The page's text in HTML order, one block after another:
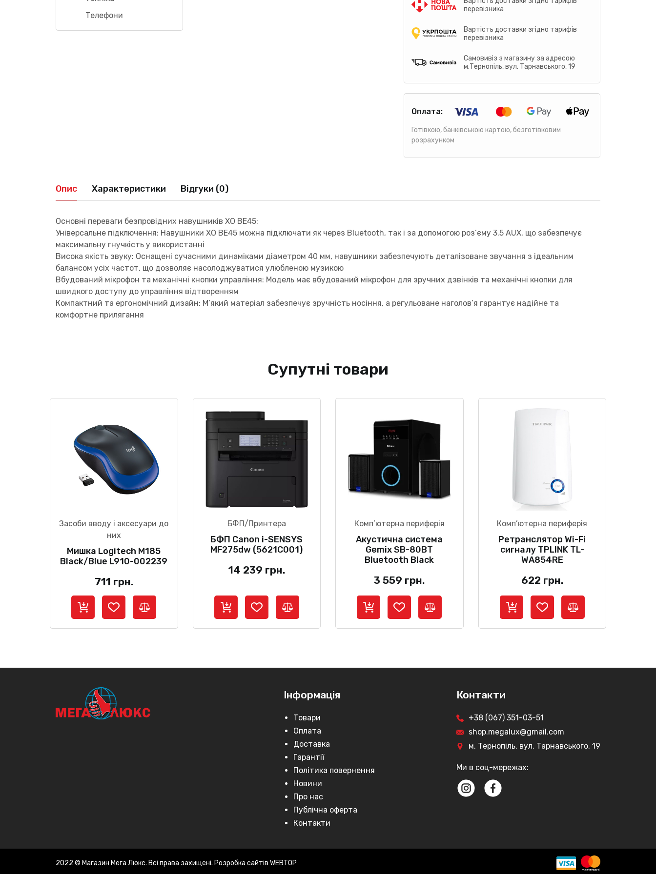
Телефони
перевізника
Вартість доставки згідно тарифів
перевізника
Самовивіз з магазину за адресою
м.Тернопіль, вул. Тарнавського, 19
Оплата:
Готівкою, банківською картою, безготівковим
розрахунком
Опис Характеристики Відгуки (0)
Основні переваги безпровідних навушників XO BE45:
Універсальне підключення: Навушники XO BE45 можна підключати як через Bluetooth, так і за допомогою роз’єму 3.5 AUX, що забезпечує
максимальну гнучкість у використанні
Висока якість звуку: Оснащені сучасними динаміками діаметром 40 мм, навушники забезпечують деталізоване звучання з ідеальним
балансом усіх частот, що дозволяє насолоджуватися улюбленою музикою
Вбудований мікрофон та механічні кнопки управління: Модель має вбудований мікрофон для зручних дзвінків та механічні кнопки для
швидкого доступу до управління відтворенням
Компактний та ергономічний дизайн: М’який матеріал забезпечує зручність носіння, а регульоване наголов’я гарантує надійне та
комфортне прилягання
Супутні товари
Засоби вводу і аксесуари до
них
Мишка Logitech M185
Black/Blue L910-002239
711 грн.
БФП/Принтера
БФП Canon i-SENSYS
MF275dw (5621C001)
14 239 грн.
Комп’ютерна периферія
Акустична система
Gemix SB-80BT
Bluetooth Black
3 559 грн.
Комп’ютерна периферія
Ретранслятор Wi-Fi
сигналу TPLINK TL-
WA854RE
622 грн.
Інформація
Товари
Оплата
Доставка
Гарантії
Політика повернення
Новини
Про нас
Публічна оферта
Контакти
Контакти
+38 (067) 351-03-51
shop.megalux@gmail.com
м. Тернопіль, вул. Тарнавського, 19
Ми в соц-мережах:
2022 © Магазин Мега Люкс. Всі права захищені. Розробка сайтів WEBTOP